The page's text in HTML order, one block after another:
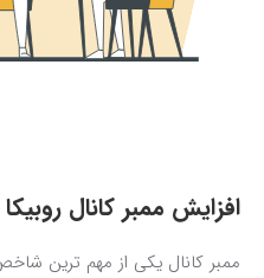
افزایش ممبر کانال روبیکا
ممبر کانال یکی از مهم ترین